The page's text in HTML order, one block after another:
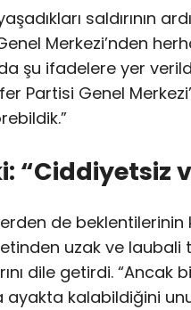
saldırının
Merkezi’nden
şu ifadelere yer
Partisi Genel
“Ciddiyetsiz
de beklentilerinin
uzak ve laubali
dile getirdi. “Ancak
ayakta kalabildiğini